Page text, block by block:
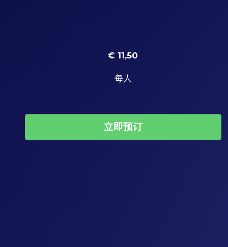
€ 11,50
每人
立即预订